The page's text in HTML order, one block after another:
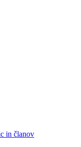
in članov